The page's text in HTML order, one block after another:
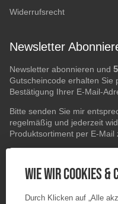
Widerrufsrecht
Newsletter
Newsletter abonnieren und
Gutscheincode erhalten Sie
Bestätigung Ihrer E-Mail-
Bitte senden Sie mir
regelmäßig und jederzeit
Produktsortiment per E-Mail
Wie wir Cookies &
Durch Klicken auf „Alle